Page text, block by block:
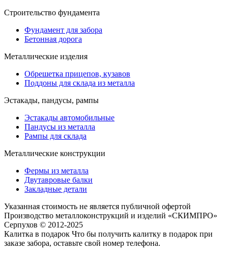
Строительство фундамента
Фундамент для забора
Бетонная дорога
Металлические изделия
Обрешетка прицепов, кузавов
Поддоны для склада из металла
Эстакады, пандусы, рампы
Эстакады автомобильные
Пандусы из металла
Рампы для склада
Металлические конструкции
Фермы из металла
Двутавровые балки
Закладные детали
Указанная стоимость не является публичной офертой
Производство металлоконструкций и изделий «СКИМПРО»
Серпухов © 2012-2025
Калитка в подарок Что бы получить калитку в подарок при
заказе забора, оставьте свой номер телефона.